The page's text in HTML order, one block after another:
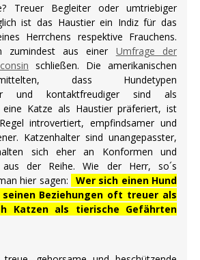
Treuer Begleiter oder umtriebiger
ist das Haustier ein Indiz für das
Herrchens respektive Frauchens.
zumindest aus einer Umfrage der
schließen. Die amerikanischen
dass Hundetypen
und kontaktfreudiger sind als
eine Katze als Haustier präferiert, ist
introvertiert, empfindsamer und
Katzenhalter sind unangepasster,
sich eher an Konformen und
der Reihe. Wie der Herr, so´s
hier sagen:
Wer sich einen Hund
Beziehungen oft treuer als
Katzen als tierische Gefährten